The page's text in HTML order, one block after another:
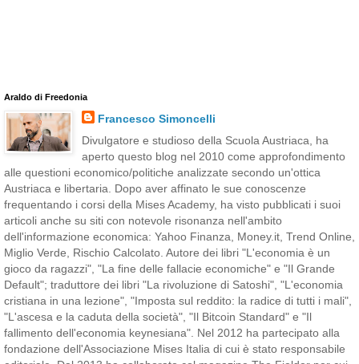
Araldo di Freedonia
Francesco Simoncelli
Divulgatore e studioso della Scuola Austriaca, ha
aperto questo blog nel 2010 come approfondimento
alle questioni economico/politiche analizzate secondo un'ottica
Austriaca e libertaria. Dopo aver affinato le sue conoscenze
frequentando i corsi della Mises Academy, ha visto pubblicati i suoi
articoli anche su siti con notevole risonanza nell'ambito
dell'informazione economica: Yahoo Finanza, Money.it, Trend Online,
Miglio Verde, Rischio Calcolato. Autore dei libri "L'economia è un
gioco da ragazzi", "La fine delle fallacie economiche" e "Il Grande
Default"; traduttore dei libri "La rivoluzione di Satoshi", "L'economia
cristiana in una lezione", "Imposta sul reddito: la radice di tutti i mali",
"L'ascesa e la caduta della società", "Il Bitcoin Standard" e "Il
fallimento dell'economia keynesiana". Nel 2012 ha partecipato alla
fondazione dell'Associazione Mises Italia di cui è stato responsabile